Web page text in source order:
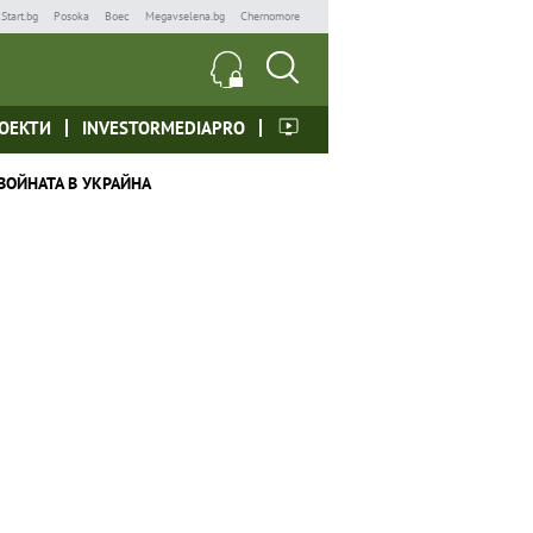
Start.bg Posoka Boec Megavselena.bg Chernomore
INVESTORMEDIAPRO
В УКРАЙНА